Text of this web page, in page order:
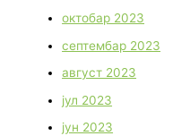
октобар 2023
септембар 2023
август 2023
јул 2023
јун 2023